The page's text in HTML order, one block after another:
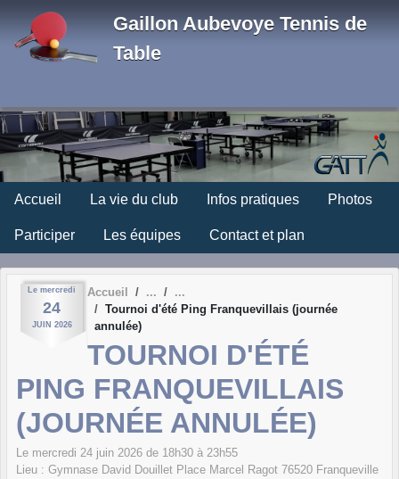
Gaillon Aubevoye Tennis de
Table
Accueil La vie du club Infos pratiques Photos
Participer Les équipes Contact et plan
Le mercredi
24
JUIN 2026
Accueil
Tournoi d'été Ping Franquevillais (journée
annulée)
TOURNOI D'ÉTÉ
PING FRANQUEVILLAIS
(JOURNÉE ANNULÉE)
Le mercredi 24 juin 2026 de 18h30 à 23h55
Lieu : Gymnase David Douillet Place Marcel Ragot 76520 Franqueville
Panneau de gestion des cookies